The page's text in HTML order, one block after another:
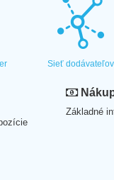
Sieť dodávateľov
Základné